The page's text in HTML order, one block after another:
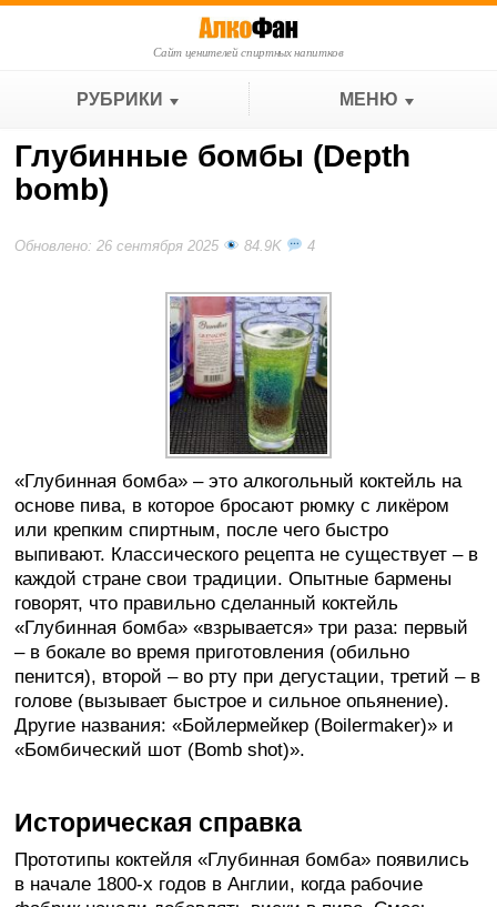
Сайт ценителей спиртных напитков
РУБРИКИ МЕНЮ
Глубинные бомбы (Depth
bomb)
Обновлено: 26 сентября 2025 84.9K 4
«Глубинная бомба» – это алкогольный коктейль на
основе пива, в которое бросают рюмку с ликёром
или крепким спиртным, после чего быстро
выпивают. Классического рецепта не существует – в
каждой стране свои традиции. Опытные бармены
говорят, что правильно сделанный коктейль
«Глубинная бомба» «взрывается» три раза: первый
– в бокале во время приготовления (обильно
пенится), второй – во рту при дегустации, третий – в
голове (вызывает быстрое и сильное опьянение).
Другие названия: «Бойлермейкер (Boilermaker)» и
«Бомбический шот (Bomb shot)».
Историческая справка
Прототипы коктейля «Глубинная бомба» появились
в начале 1800-х годов в Англии, когда рабочие